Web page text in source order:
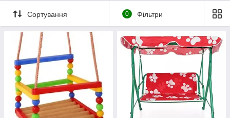
Сортування 0 Фільтри